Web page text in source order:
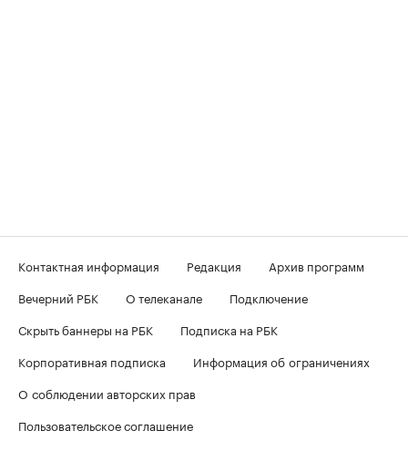
Контактная информация Редакция
Архив программ
Вечерний РБК
О телеканале
Подключение
Скрыть баннеры на РБК
Подписка на РБК
Корпоративная подписка
Информация об ограничениях
О соблюдении авторских прав
Пользовательское соглашение